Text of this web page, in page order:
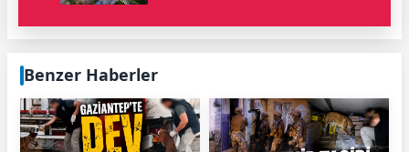
Benzer Haberler